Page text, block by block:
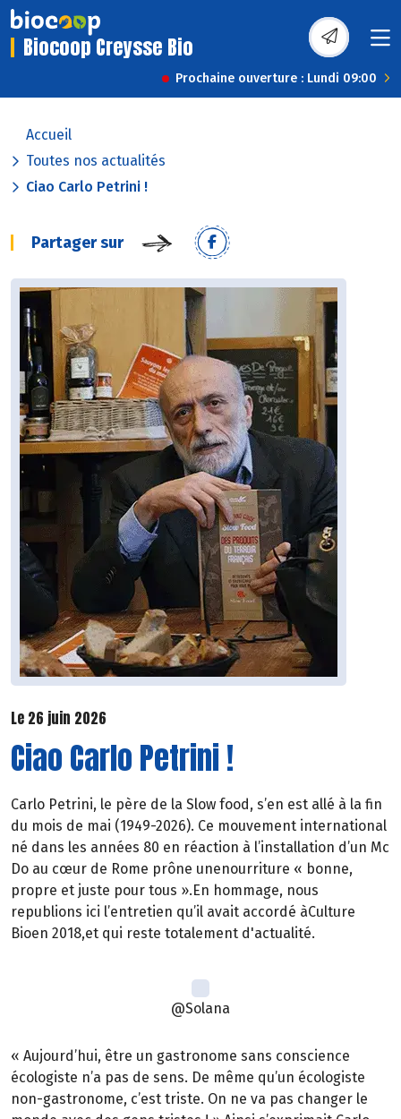
Biocoop Creysse Bio
Prochaine ouverture : Lundi 09:00
Accueil
Toutes nos actualités
Ciao Carlo Petrini !
Partager sur
Le 26 juin 2026
Ciao Carlo Petrini !
Carlo Petrini, le père de la Slow food, s’en est allé à la fin
du mois de mai (1949-2026). Ce mouvement international
né dans les années 80 en réaction à l’installation d’un Mc
Do au cœur de Rome prône unenourriture « bonne,
propre et juste pour tous ».En hommage, nous
republions ici l’entretien qu’il avait accordé àCulture
Bioen 2018,et qui reste totalement d'actualité.
@Solana
« Aujourd’hui, être un gastronome sans conscience
écologiste n’a pas de sens. De même qu’un écologiste
non-gastronome, c’est triste. On ne va pas changer le